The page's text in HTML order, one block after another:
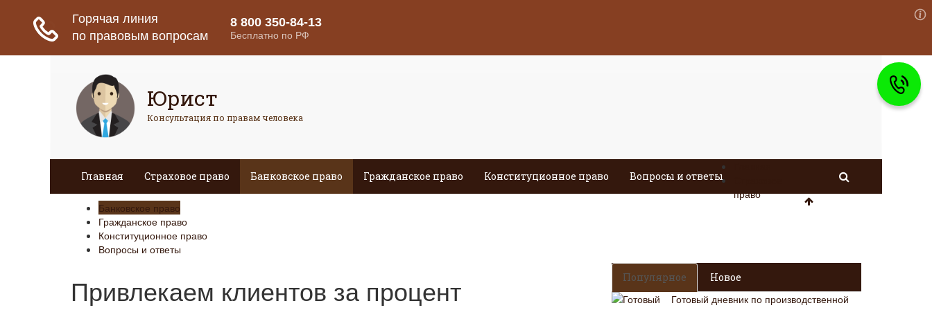
Юрист
Консультация по правам человека
Главная Страховое право Банковское право Гражданское право Конституционное право Вопросы и ответы
право
Банковское право
Гражданское право
Конституционное право
Вопросы и ответы
Привлекаем клиентов за процент Популярное Новое
Готовый дневник по производственной